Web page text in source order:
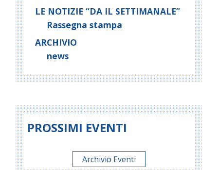
LE NOTIZIE “DA IL SETTIMANALE”
Rassegna stampa
ARCHIVIO
news
PROSSIMI EVENTI
Archivio Eventi